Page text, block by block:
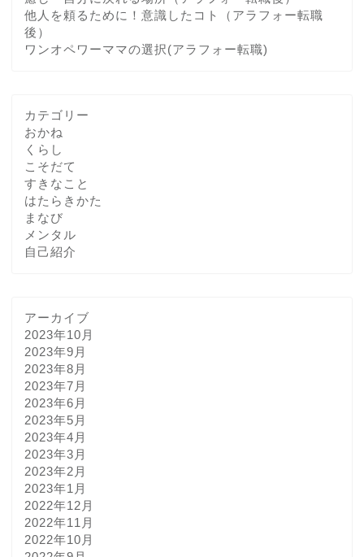
他人を頼るために！意識したコト（アラフォー転職
後）
ワンオペワーママの選択(アラフォー転職)
カテゴリー
おかね
くらし
こそだて
すきなこと
はたらきかた
まなび
メンタル
自己紹介
アーカイブ
2023年10月
2023年9月
2023年8月
2023年7月
2023年6月
2023年5月
2023年4月
2023年3月
2023年2月
2023年1月
2022年12月
2022年11月
2022年10月